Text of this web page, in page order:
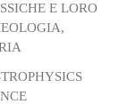
E LORO